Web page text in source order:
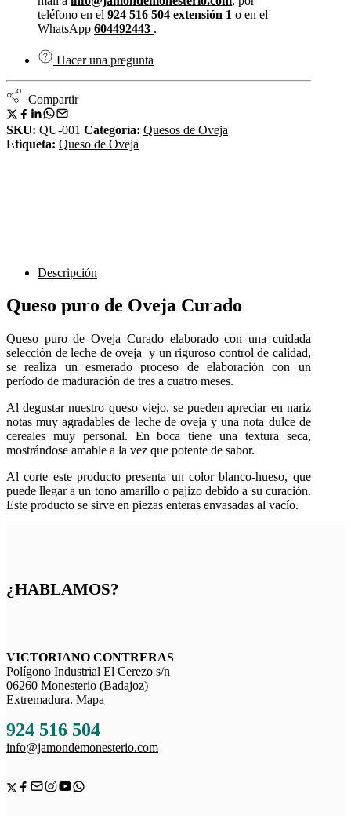
teléfono en el 924 516 504 extensión 1 o en el
WhatsApp 604492443 .
Hacer una pregunta
Compartir
SKU: QU-001 Categoría: Quesos de Oveja
Etiqueta: Queso de Oveja
Descripción
Queso puro de Oveja Curado
Queso puro de Oveja Curado elaborado con una cuidada
selección de leche de oveja y un riguroso control de calidad,
se realiza un esmerado proceso de elaboración con un
período de maduración de tres a cuatro meses.
Al degustar nuestro queso viejo, se pueden apreciar en nariz
notas muy agradables de leche de oveja y una nota dulce de
cereales muy personal. En boca tiene una textura seca,
mostrándose amable a la vez que potente de sabor.
Al corte este producto presenta un color blanco-hueso, que
puede llegar a un tono amarillo o pajizo debido a su curación.
Este producto se sirve en piezas enteras envasadas al vacío.
¿HABLAMOS?
VICTORIANO CONTRERAS
Polígono Industrial El Cerezo s/n
06260 Monesterio (Badajoz)
Extremadura. Mapa
924 516 504
info@jamondemonesterio.com